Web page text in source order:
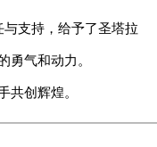
支持，给予了圣塔拉
勇气和动力。
共创辉煌。